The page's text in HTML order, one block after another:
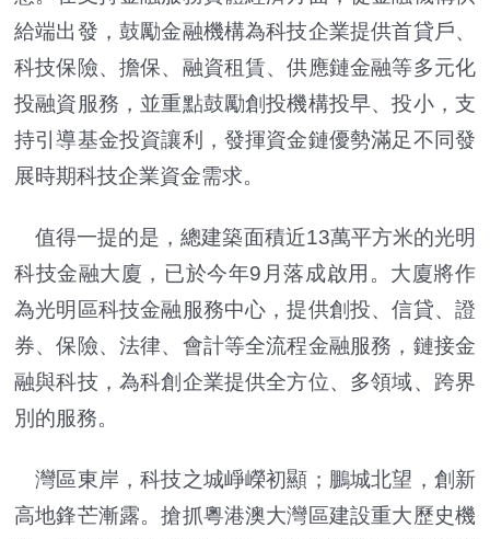
給端出發，鼓勵金融機構為科技企業提供首貸戶、
科技保險、擔保、融資租賃、供應鏈金融等多元化
投融資服務，並重點鼓勵創投機構投早、投小，支
持引導基金投資讓利，發揮資金鏈優勢滿足不同發
展時期科技企業資金需求。
值得一提的是，總建築面積近13萬平方米的光明
科技金融大廈，已於今年9月落成啟用。大廈將作
為光明區科技金融服務中心，提供創投、信貸、證
券、保險、法律、會計等全流程金融服務，鏈接金
融與科技，為科創企業提供全方位、多領域、跨界
別的服務。
灣區東岸，科技之城崢嶸初顯；鵬城北望，創新
高地鋒芒漸露。搶抓粵港澳大灣區建設重大歷史機